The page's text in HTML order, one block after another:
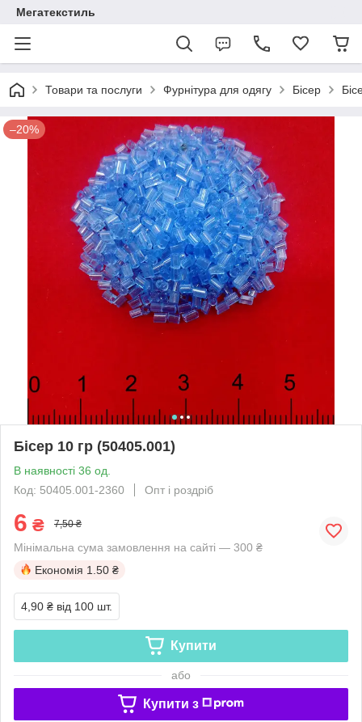
Мегатекстиль
Товари та послуги Фурнітура для одягу Бісер
–20%
Бісер 10 гр (50405.001)
В наявності 36 од.
Код: 50405.001-2360
Опт і роздріб
6 ₴ 7,50 ₴
Мінімальна сума замовлення на сайті — 300 ₴
Економія 1.50 ₴
4,90 ₴ від 100 шт.
Купити
або
Купити з